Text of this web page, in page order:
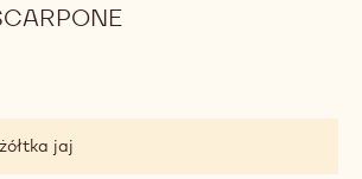
żółtka jaj